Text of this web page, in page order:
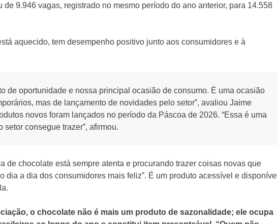
de 9.946 vagas, registrado no mesmo período do ano anterior, para 14.558
aquecido, tem desempenho positivo junto aos consumidores e à
de oportunidade e nossa principal ocasião de consumo. É uma ocasião
mas de lançamento de novidades pelo setor”, avaliou Jaime
novos foram lançados no período da Páscoa de 2026. “Essa é uma
setor consegue trazer”, afirmou.
de chocolate está sempre atenta e procurando trazer coisas novas que
dia a dia dos consumidores mais feliz”. É um produto acessível e disponível
o chocolate não é mais um produto de sazonalidade; ele ocupa